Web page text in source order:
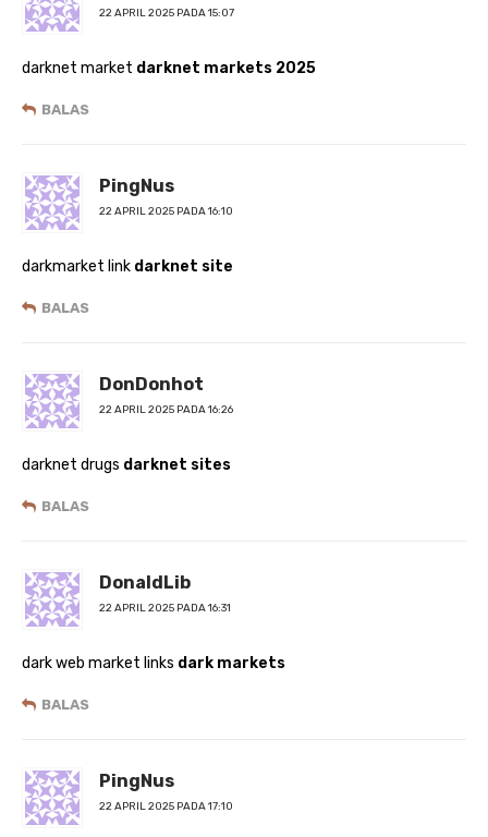
22 APRIL 2025 PADA 15:07
darknet market darknet markets 2025
BALAS
PingNus
22 APRIL 2025 PADA 16:10
darkmarket link darknet site
BALAS
DonDonhot
22 APRIL 2025 PADA 16:26
darknet drugs darknet sites
BALAS
DonaldLib
22 APRIL 2025 PADA 16:31
dark web market links dark markets
BALAS
PingNus
22 APRIL 2025 PADA 17:10